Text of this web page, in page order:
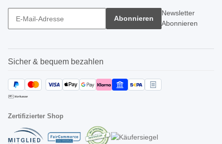
Abonnieren
Newsletter
Abonnieren
Sicher & bequem bezahlen
Zertifizierter Shop